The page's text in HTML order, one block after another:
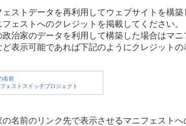
ェストデータを再利用してウェブサイトを構築
ェストへのクレジットを掲載してください。
政治家のデータを利用して構築した場合はマ
ど表示可能であれば下記のようにクレジットの
名前
名前のリンク先で表示させるマニフェストへ